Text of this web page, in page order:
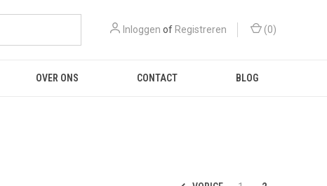
Inloggen of Registreren (0)
OVER ONS CONTACT BLOG